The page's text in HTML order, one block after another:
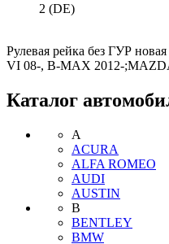
2 (DE)
Рулевая рейка без ГУР
VI 08-, B-MAX 2012-
Каталог
A
ACURA
ALFA ROMEO
AUDI
AUSTIN
B
BENTLEY
BMW